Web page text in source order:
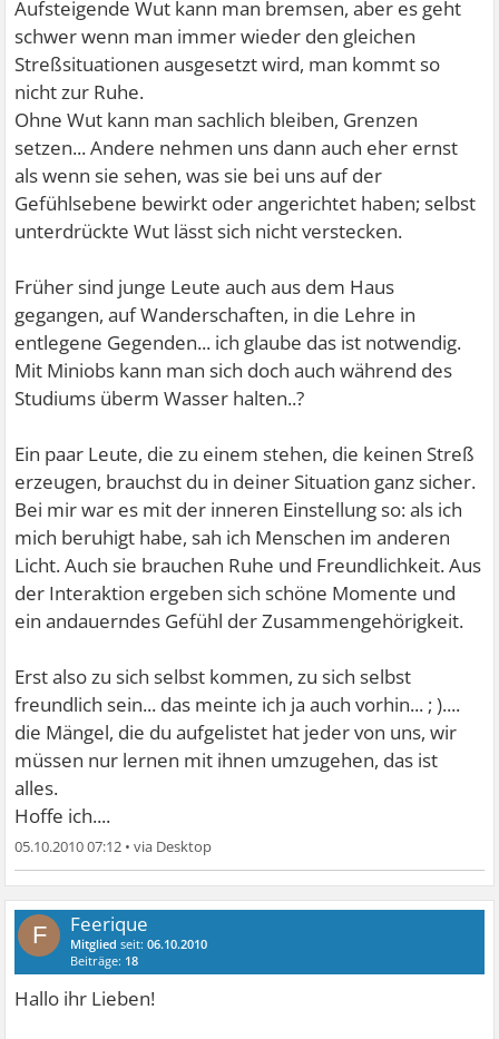
Aufsteigende Wut kann man bremsen, aber es geht
schwer wenn man immer wieder den gleichen
Streßsituationen ausgesetzt wird, man kommt so
nicht zur Ruhe.
Ohne Wut kann man sachlich bleiben, Grenzen
setzen... Andere nehmen uns dann auch eher ernst
als wenn sie sehen, was sie bei uns auf der
Gefühlsebene bewirkt oder angerichtet haben; selbst
unterdrückte Wut lässt sich nicht verstecken.
Früher sind junge Leute auch aus dem Haus
gegangen, auf Wanderschaften, in die Lehre in
entlegene Gegenden... ich glaube das ist notwendig.
Mit Miniobs kann man sich doch auch während des
Studiums überm Wasser halten..?
Ein paar Leute, die zu einem stehen, die keinen Streß
erzeugen, brauchst du in deiner Situation ganz sicher.
Bei mir war es mit der inneren Einstellung so: als ich
mich beruhigt habe, sah ich Menschen im anderen
Licht. Auch sie brauchen Ruhe und Freundlichkeit. Aus
der Interaktion ergeben sich schöne Momente und
ein andauerndes Gefühl der Zusammengehörigkeit.
Erst also zu sich selbst kommen, zu sich selbst
freundlich sein... das meinte ich ja auch vorhin... ; )....
die Mängel, die du aufgelistet hat jeder von uns, wir
müssen nur lernen mit ihnen umzugehen, das ist
alles.
Hoffe ich....
05.10.2010 07:12 •
F Feerique
Mitglied seit:06.10.2010
Beiträge: 18
Hallo ihr Lieben!